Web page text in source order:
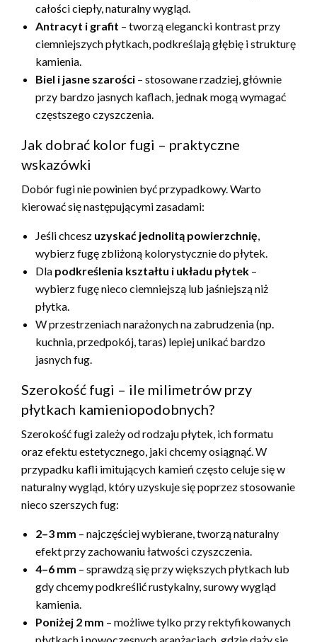
całości ciepły, naturalny wygląd.
Antracyt i grafit – tworzą elegancki kontrast przy
ciemniejszych płytkach, podkreślają głębię i strukturę
kamienia.
Biel i jasne szarości – stosowane rzadziej, głównie
przy bardzo jasnych kaflach, jednak mogą wymagać
częstszego czyszczenia.
Jak dobrać kolor fugi – praktyczne
wskazówki
Dobór fugi nie powinien być przypadkowy. Warto
kierować się następującymi zasadami:
Jeśli chcesz uzyskać jednolitą powierzchnię
wybierz fugę zbliżoną kolorystycznie do płytek.
Dla podkreślenia kształtu i układu płytek –
wybierz fugę nieco ciemniejszą lub jaśniejszą niż
płytka.
W przestrzeniach narażonych na zabrudzenia (np.
kuchnia, przedpokój, taras) lepiej unikać bardzo
jasnych fug.
Szerokość fugi – ile milimetrów przy
płytkach kamieniopodobnych?
Szerokość fugi zależy od rodzaju płytek, ich formatu
oraz efektu estetycznego, jaki chcemy osiągnąć. W
przypadku kafli imitujących kamień często celuje się w
naturalny wygląd, który uzyskuje się poprzez stosowanie
nieco szerszych fug:
2–3 mm – najczęściej wybierane, tworzą naturalny
efekt przy zachowaniu łatwości czyszczenia.
4–6 mm – sprawdzą się przy większych płytkach lub
gdy chcemy podkreślić rustykalny, surowy wygląd
kamienia.
Poniżej 2 mm – możliwe tylko przy rektyfikowanych
płytkach i nowoczesnych aranżacjach, gdzie dąży się